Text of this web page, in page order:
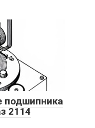
подшипника
2114